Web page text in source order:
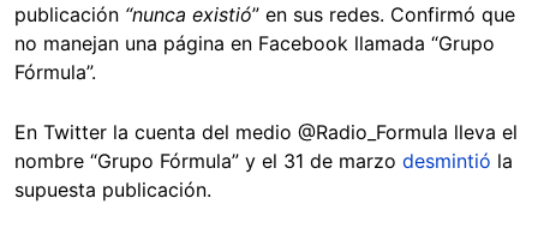
publicación “nunca existió” en sus redes. Confirmó que
no manejan una página en Facebook llamada “Grupo
Fórmula”.
En Twitter la cuenta del medio @Radio_Formula lleva el
nombre “Grupo Fórmula” y el 31 de marzo desmintió la
supuesta publicación.